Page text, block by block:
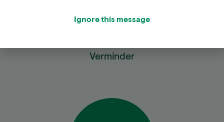
Verminder
Ignore this message